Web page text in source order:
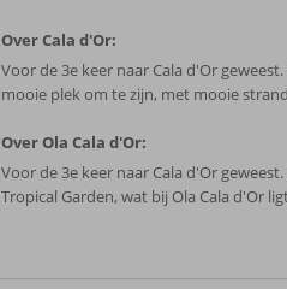
Over Cala d'Or:
Voor de 3e keer naar Cala d'Or
mooie plek om te zijn, met mooie
Over Ola Cala d'Or:
Voor de 3e keer naar Cala d'Or
Tropical Garden, wat bij Ola Cala d'Or